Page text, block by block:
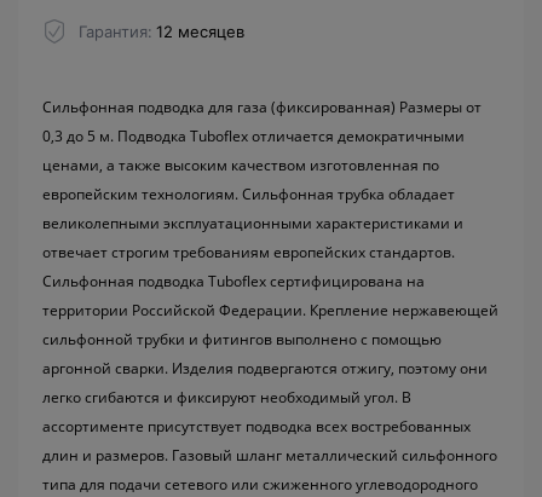
Гарантия 12 месяцев
Сильфонная подводка для газа (фиксированная) Размеры от
0,3 до 5 м. Подводка Tuboflex отличается демократичными
ценами, а также высоким качеством изготовленная по
европейским технологиям. Сильфонная трубка обладает
великолепными эксплуатационными характеристиками и
отвечает строгим требованиям европейских стандартов.
Сильфонная подводка Tuboflex сертифицирована на
территории Российской Федерации. Крепление нержавеющей
сильфонной трубки и фитингов выполнено с помощью
аргонной сварки. Изделия подвергаются отжигу, поэтому они
легко сгибаются и фиксируют необходимый угол. В
ассортименте присутствует подводка всех востребованных
длин и размеров. Газовый шланг металлический сильфонного
типа для подачи сетевого или сжиженного углеводородного